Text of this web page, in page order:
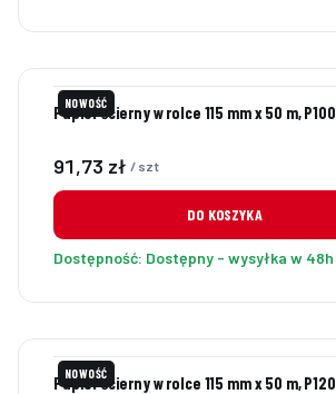
NOWOŚĆ
Papier ścierny w rolce 115 mm x 50 m, P100
Cena
91,73 zł / szt
DO KOSZYKA
Dostępność: Dostępny - wysyłka w 48h
NOWOŚĆ
Papier ścierny w rolce 115 mm x 50 m, P120